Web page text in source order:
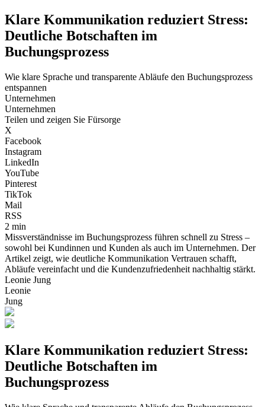
Klare Kommunikation reduziert Stress:
Deutliche Botschaften im
Buchungsprozess
Wie klare Sprache und transparente Abläufe den Buchungsprozess
entspannen
Unternehmen
Unternehmen
Teilen und zeigen Sie Fürsorge
X
Facebook
Instagram
LinkedIn
YouTube
Pinterest
TikTok
Mail
RSS
2 min
Missverständnisse im Buchungsprozess führen schnell zu Stress –
sowohl bei Kundinnen und Kunden als auch im Unternehmen. Der
Artikel zeigt, wie deutliche Kommunikation Vertrauen schafft,
Abläufe vereinfacht und die Kundenzufriedenheit nachhaltig stärkt.
Leonie Jung
Leonie
Jung
Klare Kommunikation reduziert Stress:
Deutliche Botschaften im
Buchungsprozess